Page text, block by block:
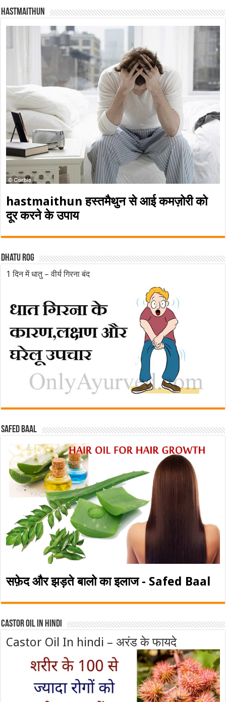
Hastmaithun
hastmaithun हस्तमैथुन से आई कमज़ोरी को
दूर करने के उपाय
Dhatu rog
1 दिन में धातु – वीर्य गिरना बंद
Safed baal
सफ़ेद और झड़ते बालो का इलाज - Safed Baal
Castor Oil In Hindi
Castor Oil In hindi – अरंड के फायदे